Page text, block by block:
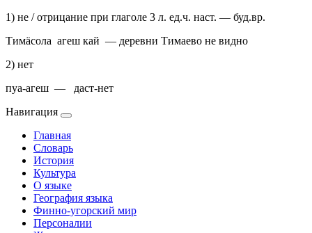
1) не / отрицание при глаголе 3 л. ед.ч. наст. — буд.вр.
Тимӓсола агеш кай — деревни Тимаево не видно
2) нет
пуа-агеш — даст-нет
Навигация
Главная
Словарь
История
Культура
О языке
География языка
Финно-угорский мир
Персоналии